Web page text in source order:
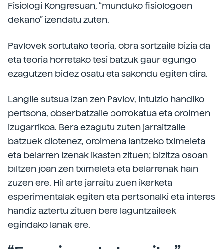
Fisiologi Kongresuan, “munduko fisiologoen
dekano” izendatu zuten.
Pavlovek sortutako teoria, obra sortzaile bizia da
eta teoria horretako tesi batzuk gaur egungo
ezagutzen bidez osatu eta sakondu egiten dira.
Langile sutsua izan zen Pavlov, intuizio handiko
pertsona, obserbatzaile porrokatua eta oroimen
izugarrikoa. Bera ezagutu zuten jarraitzaile
batzuek diotenez, oroimena lantzeko tximeleta
eta belarren izenak ikasten zituen; bizitza osoan
biltzen joan zen tximeleta eta belarrenak hain
zuzen ere. Hil arte jarraitu zuen ikerketa
esperimentalak egiten eta pertsonalki eta interes
handiz aztertu zituen bere laguntzaileek
egindako lanak ere.